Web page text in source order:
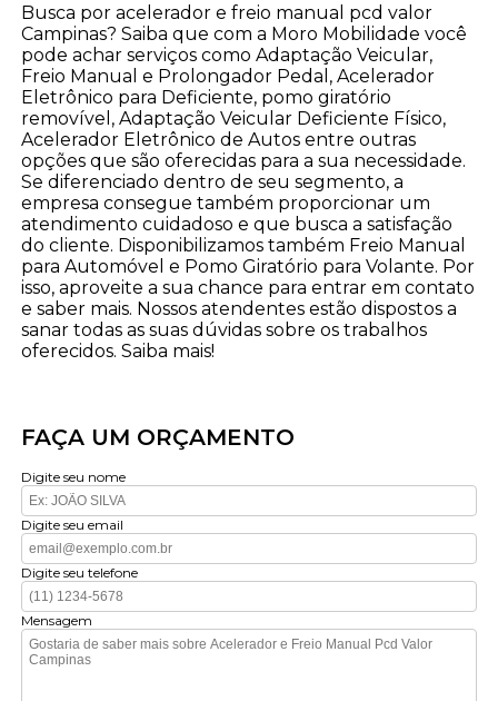
Busca por acelerador e freio manual pcd valor
Campinas? Saiba que com a Moro Mobilidade você
pode achar serviços como Adaptação Veicular,
Freio Manual e Prolongador Pedal, Acelerador
Eletrônico para Deficiente, pomo giratório
removível, Adaptação Veicular Deficiente Físico,
Acelerador Eletrônico de Autos entre outras
opções que são oferecidas para a sua necessidade.
Se diferenciado dentro de seu segmento, a
empresa consegue também proporcionar um
atendimento cuidadoso e que busca a satisfação
do cliente. Disponibilizamos também Freio Manual
para Automóvel e Pomo Giratório para Volante. Por
isso, aproveite a sua chance para entrar em contato
e saber mais. Nossos atendentes estão dispostos a
sanar todas as suas dúvidas sobre os trabalhos
oferecidos. Saiba mais!
FAÇA UM ORÇAMENTO
Digite seu nome
Digite seu email
Digite seu telefone
Mensagem